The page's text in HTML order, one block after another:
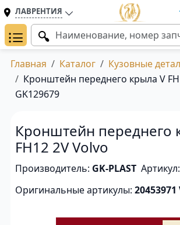
ЛАВРЕНТИЯ
Главная Каталог
Кузовные
Кронштейн переднего крыла V
GK129679
Кронштейн переднего
FH12 2V Volvo
Производитель: GK-PLAST Артикул:
Оригинальные артикулы: 20453971